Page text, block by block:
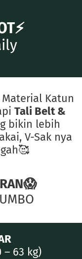
Katun
Tali Belt &
bikin lebih
V-Sak nya
– 63 kg)